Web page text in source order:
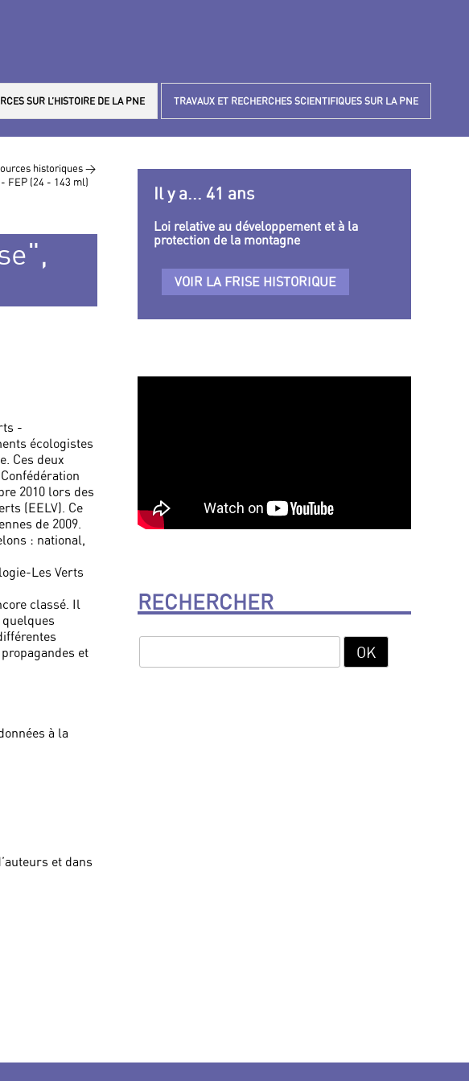
SUR L’HISTOIRE DE LA PNE TRAVAUX ET RECHERCHES SCIENTIFIQUES SUR LA PNE
historiques >
FEP (24 - 143 ml)
-
écologistes
Ces deux
2010 lors des
(EELV). Ce
de 2009.
: national,
Les Verts
classé. Il
et
à la
et dans
Il y a... 41 ans
Loi relative au développement et à la
protection de la montagne
VOIR LA FRISE HISTORIQUE
RECHERCHER